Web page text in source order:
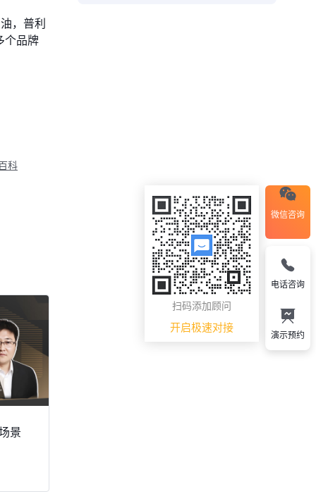
，普利
个品牌
科
景
微信咨询
扫码添加顾问
开启极速对接
电话咨询
演示预约